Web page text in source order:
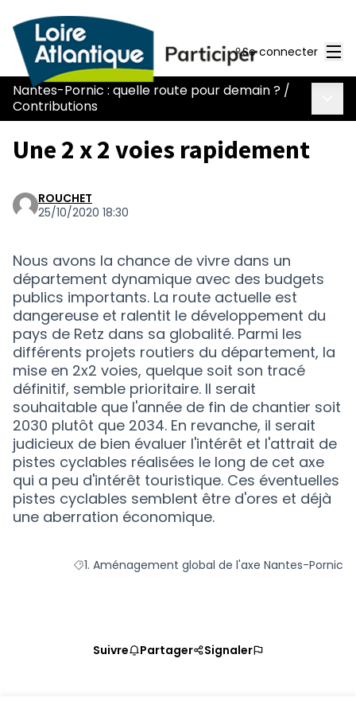
Se connecter
Nantes-Pornic : quelle route pour demain ? /
Contributions
Une 2 x 2 voies rapidement
ROUCHET
25/10/2020 18:30
Nous avons la chance de vivre dans un
département dynamique avec des budgets
publics importants. La route actuelle est
dangereuse et ralentit le développement du
pays de Retz dans sa globalité. Parmi les
différents projets routiers du département, la
mise en 2x2 voies, quelque soit son tracé
définitif, semble prioritaire. Il serait
souhaitable que l'année de fin de chantier soit
2030 plutôt que 2034. En revanche, il serait
judicieux de bien évaluer l'intérêt et l'attrait de
pistes cyclables réalisées le long de cet axe
qui a peu d'intérêt touristique. Ces éventuelles
pistes cyclables semblent être d'ores et déjà
une aberration économique.
Filtrer les résultats pour le secteur : 1.
1. Aménagement global de l'axe Nantes-Pornic
Suivre Partager Signaler